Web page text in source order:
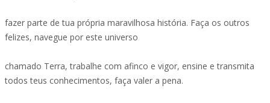
fazer parte de tua própria maravilhosa história. Faça os outros
felizes, navegue por este universo
chamado Terra, trabalhe com afinco e vigor, ensine e transmita
todos teus conhecimentos, faça valer a pena.